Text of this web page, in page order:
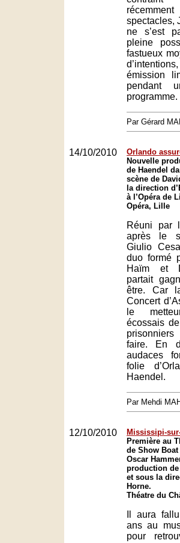
spectacles,
ne s’est
pleine
fastueux
émission
pendant
programme.
Par Gérard
14/10/2010
Orlando
Nouvelle
de Haendel
scène de
la direction
à l’Opéra de
Opéra, Lille
Réuni par
après le
Giulio
duo formé
Haïm et
partait
être. Car
Concert
le
écossais
faire. En
audaces
folie
Haendel.
Par Mehdi
12/10/2010
Mississipi-
Première au
de Show
Oscar
production
et sous la
Horne.
Théatre du
Il aura
ans au
pour